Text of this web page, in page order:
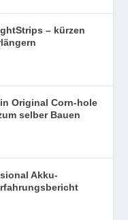
– kürzen
Original Corn-hole
selber Bauen
Akku-